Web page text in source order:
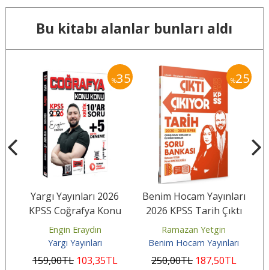
Bu kitabı alanlar bunları aldı
%35
Yargı Yayınları 2026
KPSS Coğrafya Konu
Konu Kritik 10ar Soru
+5 Kritik...
Engin Eraydın
Yargı Yayınları
159,00TL 103,35TL
%25
Benim Hocam Yayınları
2026 KPSS Tarih Çıktı
Çıkıyor Soru Bankası
Ramazan Yetgin
Benim Hocam Yayınları
250,00TL 187,50TL